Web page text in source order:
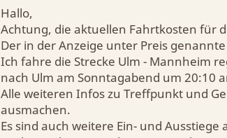
Hallo,
Achtung, die aktuellen Fahrtkosten für
Der in der Anzeige unter Preis
Ich fahre die Strecke Ulm - Mannheim
nach Ulm am Sonntagabend um 20:10
Alle weiteren Infos zu Treffpunkt und
ausmachen.
Es sind auch weitere Ein- und